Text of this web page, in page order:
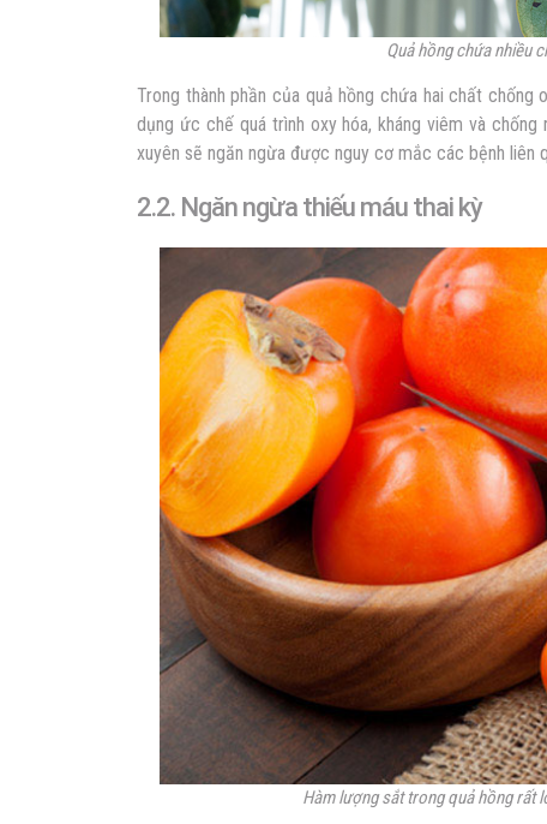
Quả hồng chứa nhiều
Trong thành phần của quả hồng chứa hai chất
dụng ức chế quá trình oxy hóa, kháng viêm và
xuyên sẽ ngăn ngừa được nguy cơ mắc các bệnh liên
2.2. Ngăn ngừa thiếu máu thai kỳ
Hàm lượng sắt trong quả hồng rất